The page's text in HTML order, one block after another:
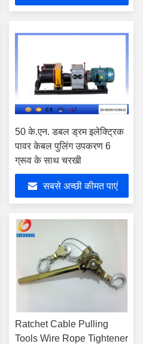
50 के.एन. डबल ड्रम इलेक्ट्रिक
पावर केबल पुलिंग उपकरण 6
ग्रूव के साथ चरखी
सबसे अच्छी कीमत पाएं
Ratchet Cable Pulling
Tools Wire Rope Tightener